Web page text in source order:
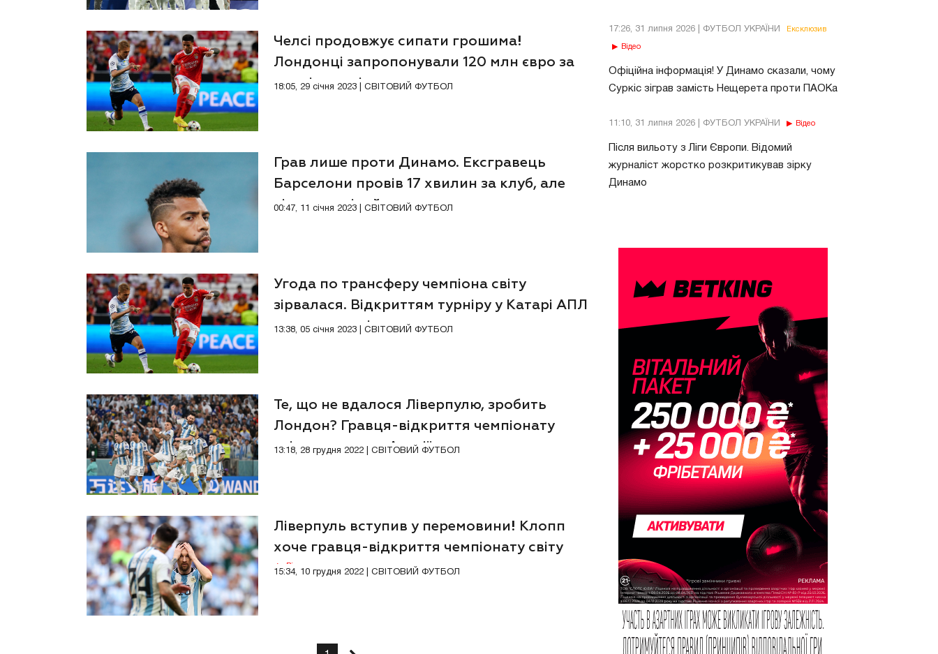
17:26, 31 липня 2026 | ФУТБОЛ УКРАЇНИ Ексклюзив
Відео
Офіційна інформація! У Динамо сказали, чому
Суркіс зіграв замість Нещерета проти ПАОКа
11:10, 31 липня 2026 | ФУТБОЛ УКРАЇНИ Відео
Після вильоту з Ліги Європи. Відомий
журналіст жорстко розкритикував зірку
Динамо
Челсі продовжує сипати грошима!
Лондонці запропонували 120 млн євро за
чемпіона світу
18:05, 29 січня 2023 | СВІТОВИЙ ФУТБОЛ
Грав лише проти Динамо. Ексгравець
Барселони провів 17 хвилин за клуб, але
відсудив мільйони
00:47, 11 січня 2023 | СВІТОВИЙ ФУТБОЛ
Угода по трансферу чемпіона світу
зірвалася. Відкриттям турніру у Катарі АПЛ
поки що не підсилиться
13:38, 05 січня 2023 | СВІТОВИЙ ФУТБОЛ
Те, що не вдалося Ліверпулю, зробить
Лондон? Гравця-відкриття чемпіонату
світу чекають в Англії
13:18, 28 грудня 2022 | СВІТОВИЙ ФУТБОЛ
Ліверпуль вступив у перемовини! Клопп
хоче гравця-відкриття чемпіонату світу
Відео
15:34, 10 грудня 2022 | СВІТОВИЙ ФУТБОЛ